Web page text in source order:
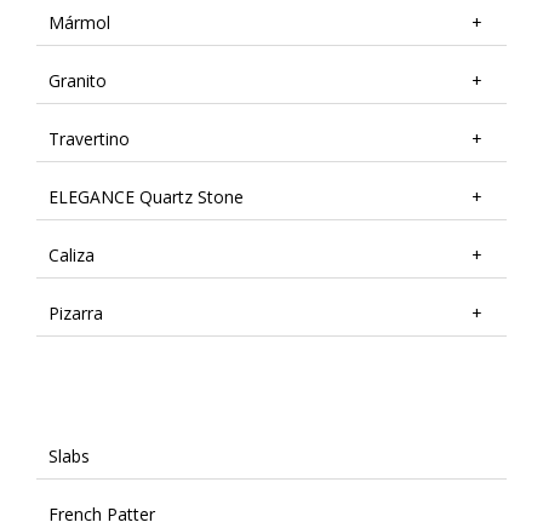
Mármol
Granito
Travertino
ELEGANCE Quartz Stone
Caliza
Pizarra
Slabs
French Patter